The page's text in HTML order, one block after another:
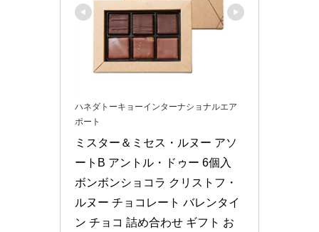
ハネダトーキョーインターナショナルエア
ポート
ミスター＆ミセス・ルヌー アソ
ートB アントル・ドゥー 6個入
ボンボンショコラ クリストフ・
ルヌー チョコレート バレンタイ
ン チョコ 詰め合わせ ギフト お